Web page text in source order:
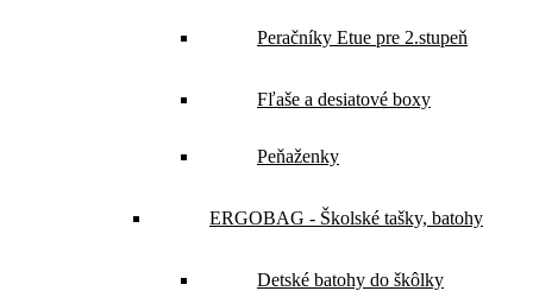
Peračníky Etue pre 2.stupeň
Fľaše a desiatové boxy
Peňaženky
ERGOBAG - Školské tašky, batohy
Detské batohy do škôlky